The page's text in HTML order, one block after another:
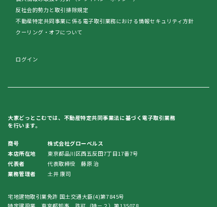
反社会的勢力と取引排除規定
不動産特定共同事業に係る電子取引業務における情報セキュリティ方針
クーリング・オフについて
ログイン
大家どっとこむでは、不動産特定共同事業法に基づく電子取引業務
を行います。
商号
株式会社グローベルス
本店所在地
東京都品川区西五反田7丁目17番7号
代表者
代表取締役 藤原 治
業務管理者
土井 康司
宅地建物取引業免許 国土交通大臣(4)第7845号